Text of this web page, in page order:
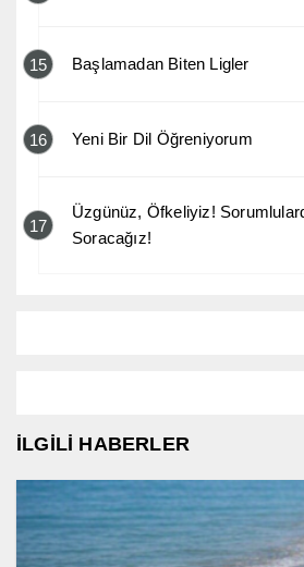
15 Başlamadan Biten Ligler
16 Yeni Bir Dil Öğreniyorum
17
Üzgünüz, Öfkeliyiz!
Soracağız!
İLGİLİ HABERLER